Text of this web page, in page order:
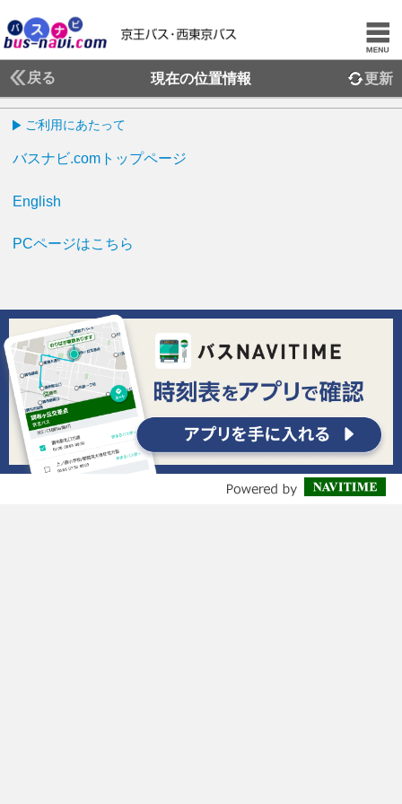
戻る 現在の位置情報 更新
ご利用にあたって
バスナビ.comトップページ
English
PCページはこちら